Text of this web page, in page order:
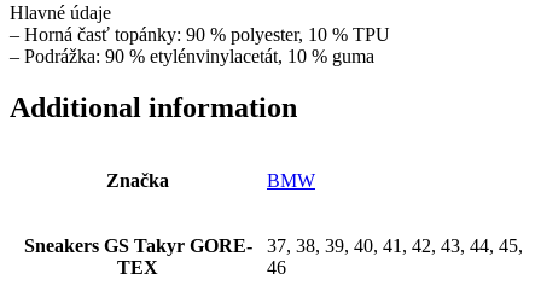
Hlavné údaje
– Horná časť topánky: 90 % polyester, 10 % TPU
– Podrážka: 90 % etylénvinylacetát, 10 % guma
Additional information
Značka BMW
Sneakers GS Takyr GORE-
TEX
37, 38, 39, 40, 41, 42, 43, 44, 45,
46